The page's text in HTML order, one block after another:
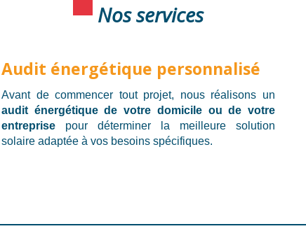
Nos services
Audit énergétique personnalisé
Avant de commencer tout projet, nous réalisons un
audit énergétique de votre domicile ou de votre
entreprise pour déterminer la meilleure solution
solaire adaptée à vos besoins spécifiques.